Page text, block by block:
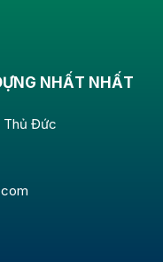
NHẤT NHẤT
Thủ Đức